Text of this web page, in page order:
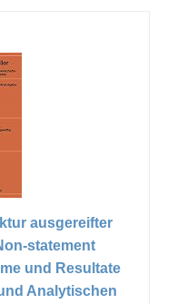
ausgereifter
statement
und Resultate
Analytischen